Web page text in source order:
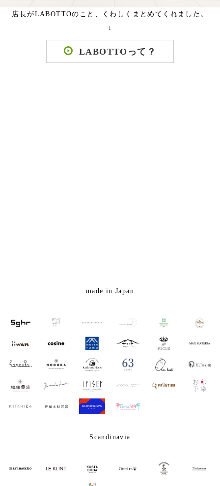
店長がLABOTTOのこと、くわしくまとめてくれました。
↓
LABOTTOって？
made in Japan
Scandinavia